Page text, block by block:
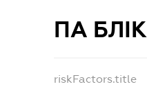
ПА БЛІК
riskFactors.title